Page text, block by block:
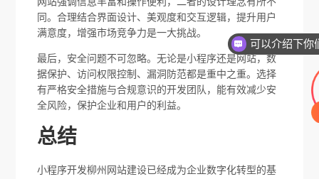
同。合理结合界面设计、美观度和交互逻辑，提升用户
满意度，增强市场竞争力是一大挑战。
最后，安全问题不可忽略。无论是小程序还是网站，数
据保护、访问权限控制、漏洞防范都是重中之重。选择
有严格安全措施与合规意识的开发团队，能有效减少安
全风险，保护企业和用户的利益。
总结
小程序开发柳州网站建设已经成为企业数字化转型的基